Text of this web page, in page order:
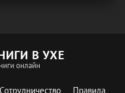
В УХЕ
онлайн
Сотрудничество Правила